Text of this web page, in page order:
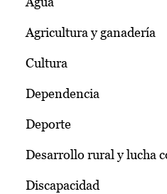
Agricultura y ganadería
Cultura
Dependencia
Deporte
Desarrollo rural y lucha
Discapacidad